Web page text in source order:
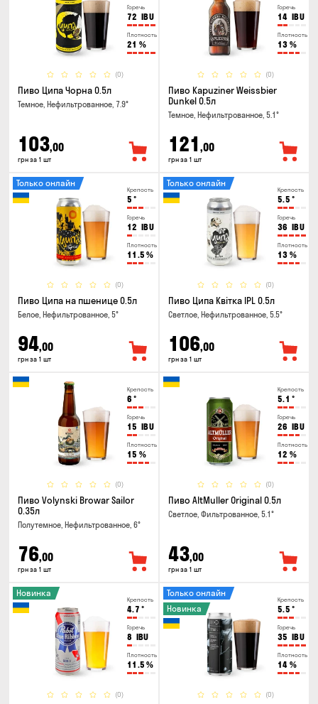
Горечь
72 IBU
Плотность
21 %
(0)
Пиво Ципа Чорна 0.5л
Темное, Нефильтрованное, 7.9°
103,00
грн за 1 шт
Горечь
14 IBU
Плотность
13 %
(0)
Пиво Kapuziner Weissbier
Dunkel 0.5л
Темное, Нефильтрованное, 5.1°
121 ,00
грн за 1 шт
Крепость
5 °
Горечь
12 IBU
Плотность
11.5 %
(0)
Только онлайн
Пиво Ципа на пшенице 0.5л
Белое, Нефильтрованное, 5°
94,00
грн за 1 шт
Крепость
5.5 °
Горечь
36 IBU
Плотность
13 %
(0)
Только онлайн
Пиво Ципа Квітка IPL 0.5л
Светлое, Нефильтрованное, 5.5°
106,00
грн за 1 шт
Крепость
6 °
Горечь
15 IBU
Плотность
15 %
(0)
Пиво Volynski Browar Sailor
0.35л
Полутемное, Нефильтрованное, 6°
76,00
грн за 1 шт
Крепость
5.1 °
Горечь
26 IBU
Плотность
12 %
(0)
Пиво AltMuller Original 0.5л
Светлое, Фильтрованное, 5.1°
43,00
грн за 1 шт
Крепость
4.7 °
Горечь
8 IBU
Плотность
11.5 %
(0)
Новинка
Крепость
5.5 °
Горечь
35 IBU
Плотность
14 %
(0)
Только онлайн
Новинка